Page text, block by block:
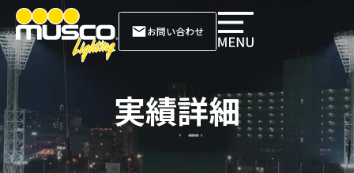
お問い合わせ
実績詳細